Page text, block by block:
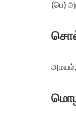
(பெ)
அமயம்,